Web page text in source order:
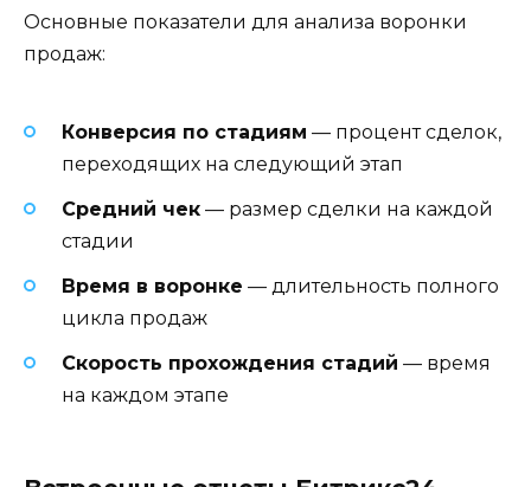
Основные показатели для анализа воронки
продаж:
Конверсия по стадиям — процент сделок,
переходящих на следующий этап
Средний чек — размер сделки на каждой
стадии
Время в воронке — длительность полного
цикла продаж
Скорость прохождения стадий — время
на каждом этапе